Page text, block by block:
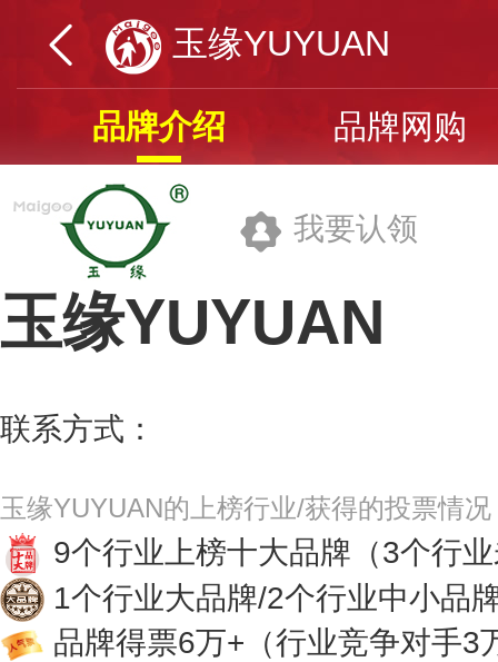
玉缘YUYUAN
品牌介绍 品牌网购
我要认领
玉缘YUYUAN
联系方式：
玉缘YUYUAN的上榜行业/获得的投票情况
9个行业上榜十大品牌 （3个行
1个行业大品牌/2个行业中小品
品牌得票6万+ （行业竞争对手3